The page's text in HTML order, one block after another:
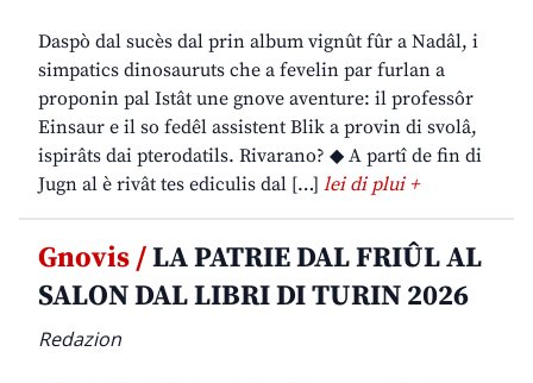
Daspò dal sucès dal prin album vignût fûr a Nadâl, i
simpatics dinosauruts che a fevelin par furlan a
proponin pal Istât une gnove aventure: il professôr
Einsaur e il so fedêl assistent Blik a provin di svolâ,
ispirâts dai pterodatils. Rivarano? ◆ A partî de fin di
Jugn al è rivât tes ediculis dal […] lei di plui +
Gnovis /LA PATRIE DAL FRIÛL AL
SALON DAL LIBRI DI TURIN 2026
Redazion